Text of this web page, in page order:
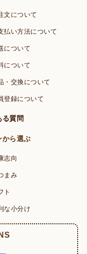
文について
払い方法について
について
について
・交換について
登録について
る質問
から選ぶ
志向
まみ
ト
な小分け